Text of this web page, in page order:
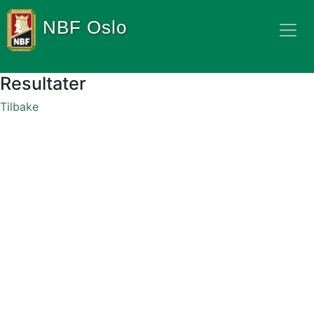
NBF Oslo
Resultater
Tilbake